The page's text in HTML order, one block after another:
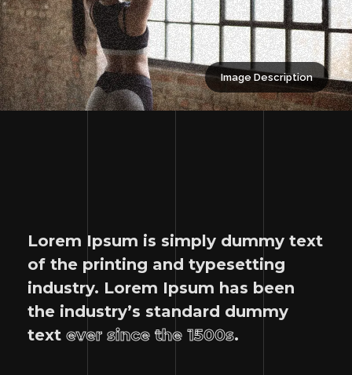
Image Description
Lorem Ipsum is simply dummy text
of the printing and typesetting
industry. Lorem Ipsum has been
the industry’s standard dummy
text ever since the 1500s.